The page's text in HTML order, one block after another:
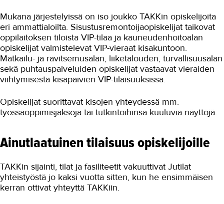
Mukana järjestelyissä on iso joukko TAKKin opiskelijoita
eri ammattialoilta. Sisustusremontoijaopiskelijat taikovat
oppilaitoksen tiloista VIP-tilaa ja kauneudenhoitoalan
opiskelijat valmistelevat VIP-vieraat kisakuntoon.
Matkailu- ja ravitsemusalan, liiketalouden, turvallisuusalan
sekä puhtauspalveluiden opiskelijat vastaavat vieraiden
viihtymisestä kisapäivien VIP-tilaisuuksissa.
Opiskelijat suorittavat kisojen yhteydessä mm.
työssäoppimisjaksoja tai tutkintoihinsa kuuluvia näyttöjä.
Ainutlaatuinen tilaisuus opiskelijoille
TAKKin sijainti, tilat ja fasiliteetit vakuuttivat Jutilat
yhteistyöstä jo kaksi vuotta sitten, kun he ensimmäisen
kerran ottivat yhteyttä TAKKiin.